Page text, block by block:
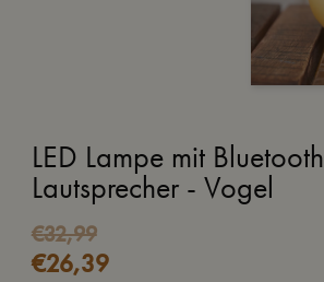
LED Lampe mit Bluetooth
Lautsprecher - Vogel
€32,99
€26,39